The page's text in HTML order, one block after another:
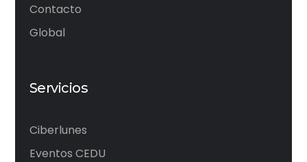
Contacto
Global
Servicios
Ciberlunes
Eventos CEDU